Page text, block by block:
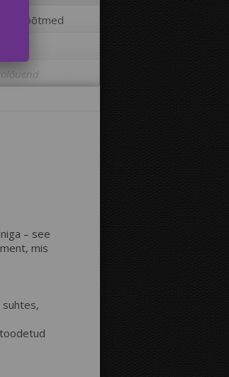
mõõtmed
äärtele:
– see
mis
suhtes,